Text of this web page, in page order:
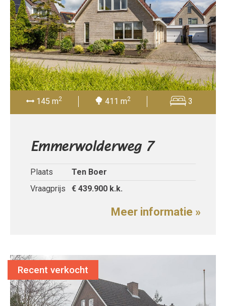
145 m2 411 m2 3
Emmerwolderweg 7
Plaats
Ten Boer
Vraagprijs
€ 439.900 k.k.
Meer informatie »
Recent verkocht